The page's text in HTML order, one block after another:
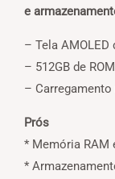
e
– Tela
– 512GB de
–
Prós
* Memória RAM
*